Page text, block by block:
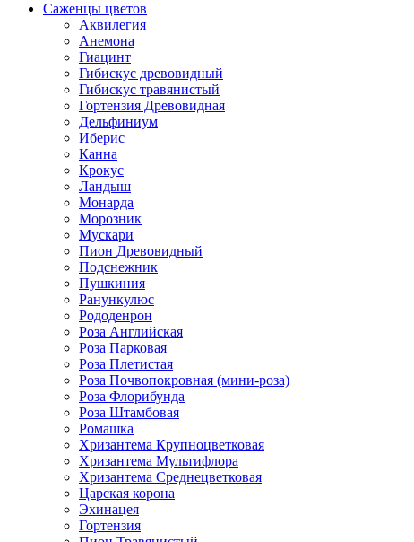
Саженцы цветов
Аквилегия
Анемона
Гиацинт
Гибискус древовидный
Гибискус травянистый
Гортензия Древовидная
Дельфиниум
Иберис
Канна
Крокус
Ландыш
Монарда
Морозник
Мускари
Пион Древовидный
Подснежник
Пушкиния
Ранункулюс
Рододенрон
Роза Английская
Роза Парковая
Роза Плетистая
Роза Почвопокровная (мини-роза)
Роза Флорибунда
Роза Штамбовая
Ромашка
Хризантема Крупноцветковая
Хризантема Мультифлора
Хризантема Среднецветковая
Царская корона
Эхинацея
Гортензия